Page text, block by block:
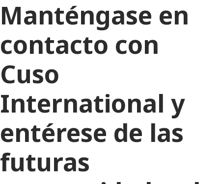
Manténgase en
contacto con
Cuso
International y
entérese de las
futuras